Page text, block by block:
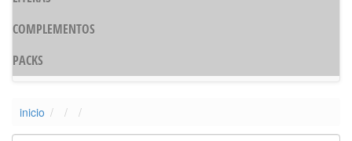
COMPLEMENTOS
PACKS
inicio